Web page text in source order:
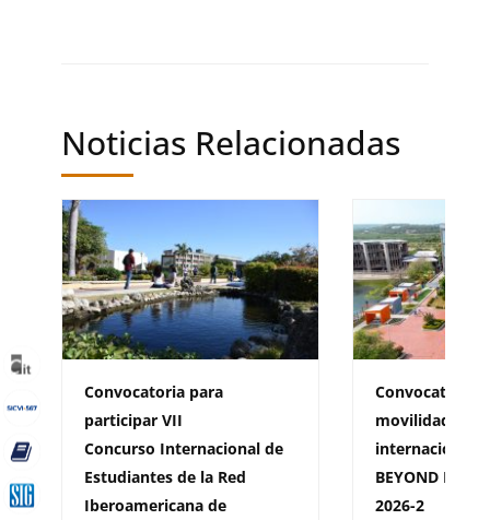
Noticias Relacionadas
Convocatoria para
participar VII
Concurso Internacional de
Estudiantes de la Red
Iberoamericana de
Convocatoria
movilidad
internacional –
BEYOND
2026-2